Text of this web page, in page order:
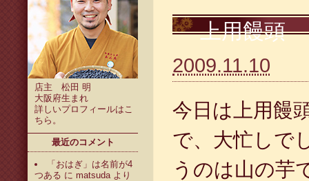
店主 松田 明
大阪府生まれ
詳しいプロフィールはこ
ちら 。
最近のコメント
「おはぎ」は名前が4
つある に matsudaより
上用饅頭
2009.11.10
今日は上用饅
で、大忙しで
うのは山の芋